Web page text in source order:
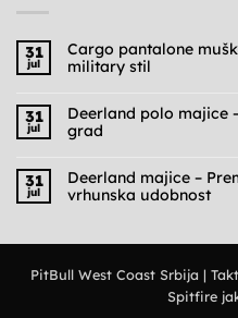
31
jul
Cargo pantalone
military stil
na
Cargo
pantalone
Praktičnost,
udobnost
i
31
jul
Deerland polo majice
grad
na
Deerland
polo
izbor
prirodu
i
31
jul
Deerland majice –
vrhunska udobnost
–
PitBull West Coast Srbija |
Spitfire